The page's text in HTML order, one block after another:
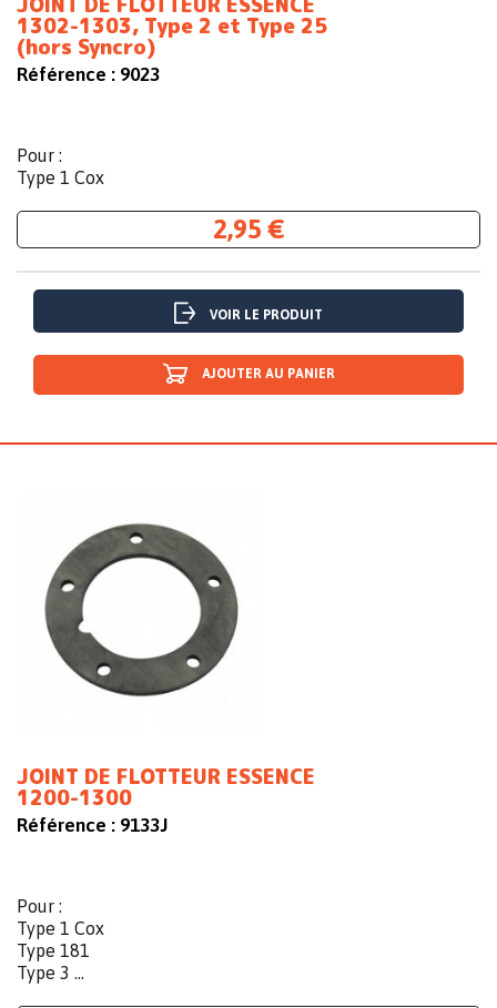
1302-1303, Type 2 et Type 25
(hors Syncro)
Référence : 9023
Pour :
Type 1 Cox
2,95 €
VOIR LE PRODUIT
AJOUTER AU PANIER
JOINT DE FLOTTEUR ESSENCE
1200-1300
Référence : 9133J
Pour :
Type 1 Cox
Type 181
Type 3 ...